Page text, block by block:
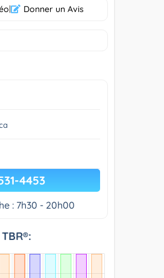
| Donner un Avis
4453
: 7h30 - 20h00